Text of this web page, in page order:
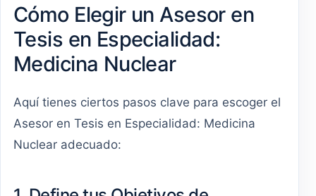
Cómo Elegir un Asesor en
Tesis en Especialidad:
Medicina Nuclear
Aquí tienes ciertos pasos clave para escoger el
Asesor en Tesis en Especialidad: Medicina
Nuclear adecuado: